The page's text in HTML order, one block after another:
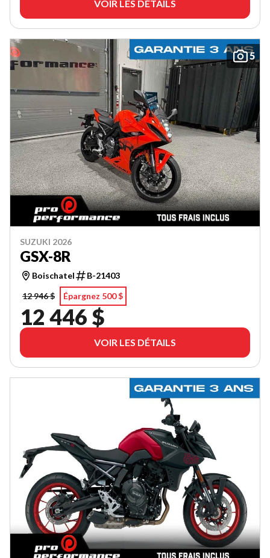
VOIR LES DÉTAILS
5
SUZUKI 2026
GSX-8R
Boischatel
B-21403
12 946 $
Épargnez 500 $
12 446 $
VOIR LES DÉTAILS